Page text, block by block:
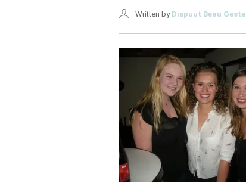
Written by Dispuut Beau Geste